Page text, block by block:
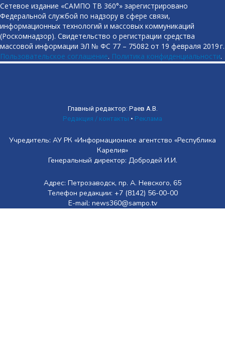
Сетевое издание «САМПО ТВ 360°» зарегистрировано
Федеральной службой по надзору в сфере связи,
информационных технологий и массовых коммуникаций
(Роскомнадзор). Свидетельство о регистрации средства
массовой информации ЭЛ № ФС 77 – 75082 от 19 февраля 2019 г.
Пользовательское соглашение. Политика конфиденциальности.
Главный редактор: Раев А.В.
Редакция / контакты • Реклама
Учредитель: АУ РК «Информационное агентство «Республика
Карелия»
Генеральный директор: Добродей И.И.
Адрес: Петрозаводск, пр. А. Невского, 65
Телефон редакции: +7 (8142) 56-00-00
E-mail: news360@sampo.tv